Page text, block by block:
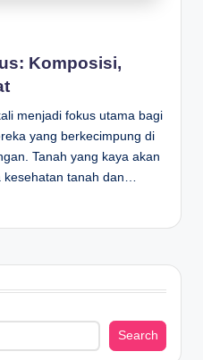
Komposisi,
menjadi fokus utama bagi
yang berkecimpung di
Tanah yang kaya akan
tanah dan…
Search